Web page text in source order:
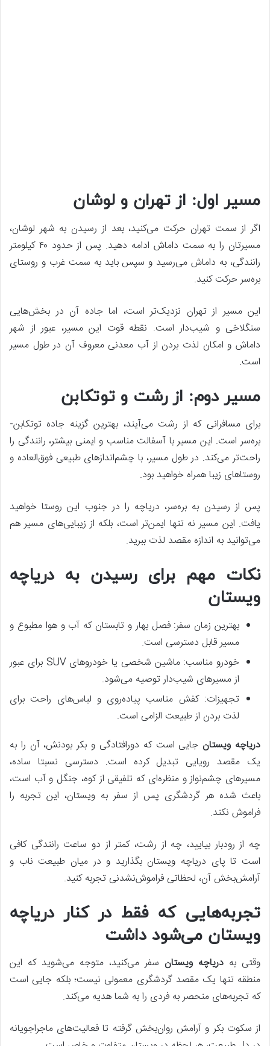
مسیر اول: از تهران و لوشان
اگر از سمت تهران حرکت می‌کنید، بعد از رسیدن به شهر لوشان،
مسیرتان را به سمت داماش ادامه دهید. پس از حدود ۴۰ کیلومتر
رانندگی، به داماش می‌رسید و سپس باید به سمت غرب و روستای
بره‌سر حرکت کنید.
این مسیر از تهران نزدیک‌تر است، اما جاده آن در بخش‌هایی
سنگلاخی و شیب‌دار است. نقطه قوت این مسیر، عبور از شهر
داماش و امکان لذت بردن از آب معدنی معروف آن در طول مسیر
است.
مسیر دوم: از رشت و توتکابن
برای مسافرانی که از رشت می‌آیند، بهترین گزینه جاده توتکابن-
بره‌سر است. این مسیر با آسفالت مناسب و ایمنی بیشتر، رانندگی را
راحت‌تر می‌کند. در طول مسیر، با چشم‌اندازهای طبیعی فوق‌العاده و
روستاهای زیبا همراه خواهید بود.
پس از رسیدن به بره‌سر، دریاچه را در جنوب این روستا خواهید
یافت. این مسیر نه تنها ایمن‌تر است، بلکه از زیبایی‌های مسیر هم
می‌توانید به اندازه مقصد لذت ببرید.
نکات مهم برای رسیدن به دریاچه
ویستان
بهترین زمان سفر: فصل بهار و تابستان که آب و هوا مطبوع و
مسیر قابل دسترسی است.
خودرو مناسب: ماشین شخصی یا خودروهای SUV برای عبور
از مسیرهای شیب‌دار توصیه می‌شود.
تجهیزات: کفش مناسب پیاده‌روی و لباس‌های راحت برای
لذت بردن از طبیعت الزامی است.
دریاچه ویستان جایی است که دورافتادگی و بکر بودنش، آن را به
یک مقصد رویایی تبدیل کرده است. دسترسی نسبتا ساده،
مسیرهای چشم‌نواز و منظره‌ای که تلفیقی از کوه، جنگل و آب است،
باعث شده هر گردشگری پس از سفر به ویستان، این تجربه را
فراموش نکند.
چه از رودبار بیایید، چه از رشت، کمتر از دو ساعت رانندگی کافی
است تا پای دریاچه ویستان بگذارید و در میان طبیعت ناب و
آرامش‌بخش آن، لحظاتی فراموش‌نشدنی تجربه کنید.
تجربه‌هایی که فقط در کنار دریاچه
ویستان می‌شود داشت
وقتی به دریاچه ویستان سفر می‌کنید، متوجه می‌شوید که این
منطقه تنها یک مقصد گردشگری معمولی نیست؛ بلکه جایی است
که تجربه‌های منحصر به فردی را به شما هدیه می‌کند.
از سکوت بکر و آرامش روان‌بخش گرفته تا فعالیت‌های ماجراجویانه